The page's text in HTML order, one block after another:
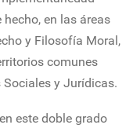
en las áreas
y Filosofía Moral,
comunes
y Jurídicas.
este doble grado